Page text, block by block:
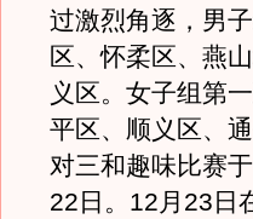
过激烈角逐，男
区、怀柔区、燕
义区。女子组第
平区、顺义区、
对三和趣味比赛
22日。12月23日